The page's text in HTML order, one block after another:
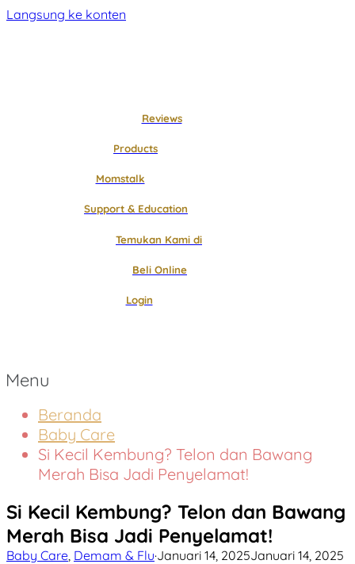
Langsung ke konten
Reviews
Products
Momstalk
Support & Education
Temukan Kami di
Beli Online
Login
Menu
Beranda
Baby Care
Si Kecil Kembung? Telon dan Bawang
Merah Bisa Jadi Penyelamat!
Si Kecil Kembung? Telon dan Bawang
Merah Bisa Jadi Penyelamat!
Baby Care Demam & Flu·Januari 14, 2025Januari 14, 2025